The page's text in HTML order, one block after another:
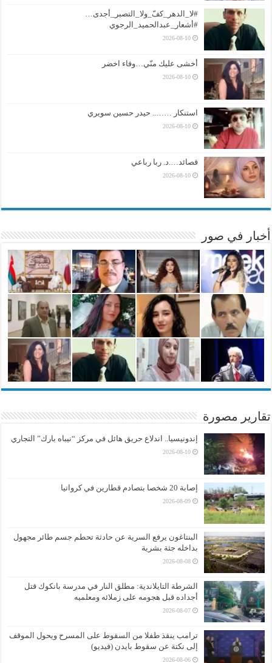
#لا_الدهر_كفّ_ولا_التصبر_أجدى…
#أشعار_عبدالحميد_الرجوي
2026-08-10
أخشى عليك منّي…وفاء اخضر
2026-08-10
استنكار …….. حيدر حسين سويري
2026-08-10
قصائد….د. ربا رباعي
2026-08-10
أخبار في صور
تقارير مصورة
إندونيسيا.. اندلاع حريق هائل في مركز “نيباه بارك” التجاري
2026-08-10
إصابة 20 شخصا بتصادم قطارين في كرواتيا
2026-08-09
البنتاغون يرفع السرية عن حادثة تحطم جسم طائر مجهول
بداخله جثة بشرية
2026-08-08
الشرطة التايلاندية: مطلق النار في مدرسة بانكوك قتل
أجداده قبل هجومه على زملائه ومعلميه
2026-08-07
ترامب ينقذ طفلا من السقوط على المسرح ويحول الموقف
إلى نكتة عن سقوط بايدن (فيديو)
2026-08-06